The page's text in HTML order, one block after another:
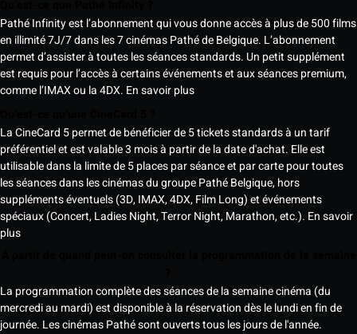
Pathé Infinity est l’abonnement qui vous donne accès à plus de 500 films
en illimité 7J/7 dans les 7 cinémas Pathé de Belgique. L’abonnement
permet d’assister à toutes les séances standards. Un petit supplément
est requis pour l’accès à certains événements et aux séances premium,
comme l’IMAX ou la 4DX. En savoir plus
La CineCard 5 permet de bénéficier de 5 tickets standards à un tarif
préférentiel et est valable 3 mois à partir de la date d'achat. Elle est
utilisable dans la limite de 5 places par séance et par carte pour toutes
les séances dans les cinémas du groupe Pathé Belgique, hors
suppléments éventuels (3D, IMAX, 4DX, Film Long) et événements
spéciaux (Concert, Ladies Night, Terror Night, Marathon, etc.). En savoir
plus
La programmation complète des séances de la semaine cinéma (du
mercredi au mardi) est disponible à la réservation dès le lundi en fin de
journée. Les cinémas Pathé sont ouverts tous les jours de l'année.